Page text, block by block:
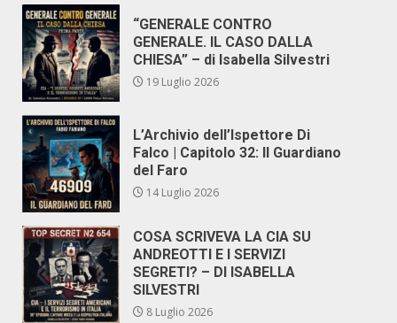
“GENERALE CONTRO
GENERALE. IL CASO DALLA
CHIESA” – di Isabella Silvestri
19 Luglio 2026
L’Archivio dell’Ispettore Di
Falco | Capitolo 32: Il Guardiano
del Faro
14 Luglio 2026
COSA SCRIVEVA LA CIA SU
ANDREOTTI E I SERVIZI
SEGRETI? – DI ISABELLA
SILVESTRI
8 Luglio 2026